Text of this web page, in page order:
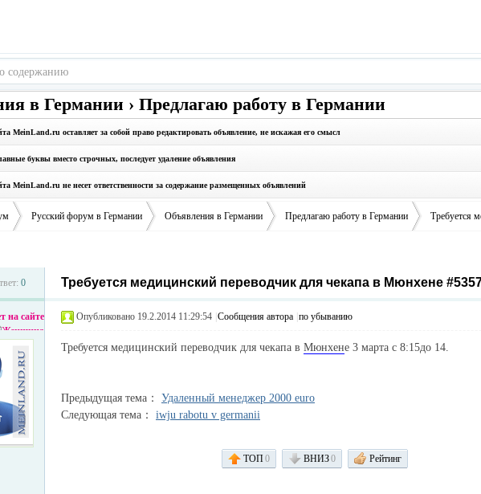
в Германии › Предлагаю работу в Германии
MeinLand.ru оставляет за собой право редактировать объявление, не искажая его смысл
буквы вместо строчных, последует удаление объявления
MeinLand.ru не несет ответственности за содержание размещенных объявлений
›
Русский форум в Германии
›
Объявления в Германии
›
Предлагаю работу в Германии
›
Требуется
0 Требуется медицинский переводчик для чекапа в Мюнхене
Опубликовано 19.2.2014 11:29:54 Сообщения автора по убыванию
Требуется медицинский переводчик для чекапа в Мюнхене 3 марта с 8:15до 14.
Предыдущая тема： Удаленный менеджер 2000 euro
Следующая тема： iwju rabotu v germanii
ТОП0 ВНИЗ0 Рейтинг